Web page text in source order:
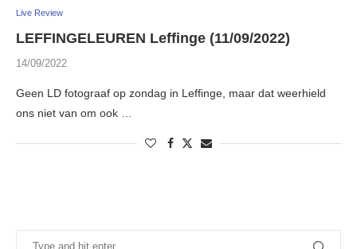
Live Review
LEFFINGELEUREN Leffinge (11/09/2022)
14/09/2022
Geen LD fotograaf op zondag in Leffinge, maar dat weerhield
ons niet van om ook …